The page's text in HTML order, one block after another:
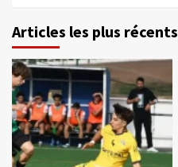
Articles les plus récents